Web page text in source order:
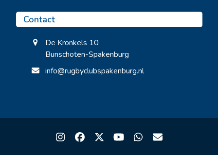
Contact
De Kronkels 10
Bunschoten-Spakenburg
info@rugbyclubspakenburg.nl
Instagram
Facebook
TwitterYouTubeWhatsapp
Email